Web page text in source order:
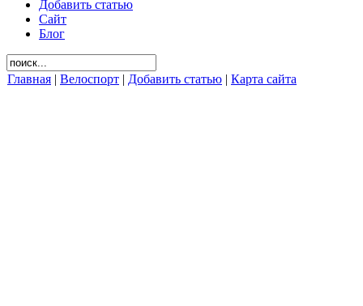
Добавить статью
Сайт
Блог
Главная | Велоспорт | Добавить статью | Карта сайта